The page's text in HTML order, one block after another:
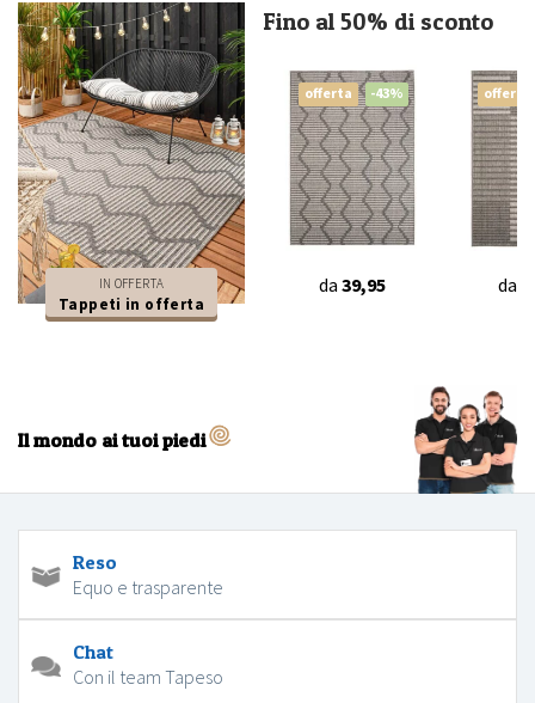
IN OFFERTA
Tappeti in offerta
Fino al 50% di sconto
offerta -43%
da 39,95
offerta
da
Il mondo ai tuoi piedi
Reso
Equo e trasparente
Chat
Con il team Tapeso